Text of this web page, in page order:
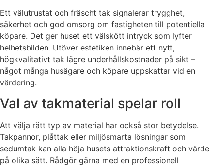
Ett välutrustat och fräscht tak signalerar trygghet,
säkerhet och god omsorg om fastigheten till potentiella
köpare. Det ger huset ett välskött intryck som lyfter
helhetsbilden. Utöver estetiken innebär ett nytt,
högkvalitativt tak lägre underhållskostnader på sikt –
något många husägare och köpare uppskattar vid en
värdering.
Val av takmaterial spelar roll
Att välja rätt typ av material har också stor betydelse.
Takpannor, plåttak eller miljösmarta lösningar som
sedumtak kan alla höja husets attraktionskraft och värde
på olika sätt. Rådgör gärna med en professionell